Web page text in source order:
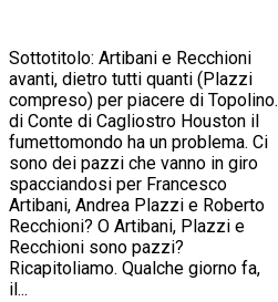
Sottotitolo: Artibani e Recchioni
avanti, dietro tutti quanti (Plazzi
compreso) per piacere di Topolino.
di Conte di Cagliostro Houston il
fumettomondo ha un problema. Ci
sono dei pazzi che vanno in giro
spacciandosi per Francesco
Artibani, Andrea Plazzi e Roberto
Recchioni? O Artibani, Plazzi e
Recchioni sono pazzi?
Ricapitoliamo. Qualche giorno fa,
il...